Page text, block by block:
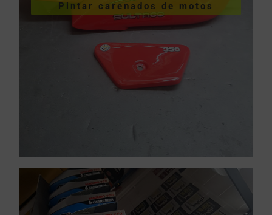
Pintar carenados de motos
Pintar carenados de
motos